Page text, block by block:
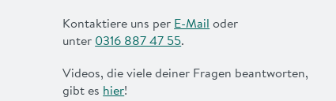
Kontaktiere uns per E-Mail oder
unter 0316 887 47 55.
Videos, die viele deiner Fragen beantworten,
gibt es hier!